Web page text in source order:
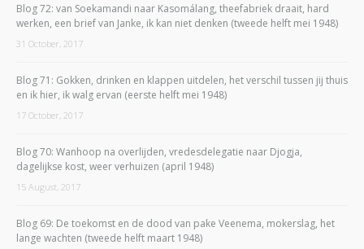
Blog 72: van Soekamandi naar Kasomálang, theefabriek draait, hard
werken, een brief van Janke, ik kan niet denken (tweede helft mei 1948)
31 October, 2017
Blog 71: Gokken, drinken en klappen uitdelen, het verschil tussen jij thuis
en ik hier, ik walg ervan (eerste helft mei 1948)
17 October, 2017
Blog 70: Wanhoop na overlijden, vredesdelegatie naar Djogja,
dagelijkse kost, weer verhuizen (april 1948)
15 August, 2017
Blog 69: De toekomst en de dood van pake Veenema, mokerslag, het
lange wachten (tweede helft maart 1948)